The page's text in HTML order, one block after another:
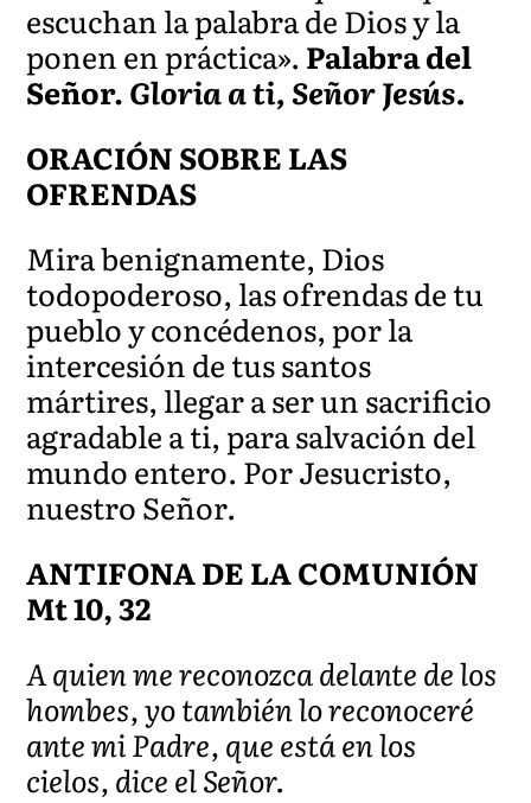
escuchan la palabra de Dios y la
ponen en práctica». Palabra del
Señor.Gloria a ti, Señor Jesús.
ORACIÓN SOBRE LAS
OFRENDAS
Mira benignamente, Dios
todopoderoso, las ofrendas de tu
pueblo y concédenos, por la
intercesión de tus santos
mártires, llegar a ser un sacrificio
agradable a ti, para salvación del
mundo entero. Por Jesucristo,
nuestro Señor.
ANTIFONA DE LA COMUNIÓN
Mt 10, 32
A quien me reconozca delante de los
hombes, yo también lo reconoceré
ante mi Padre, que está en los
cielos, dice el Señor.